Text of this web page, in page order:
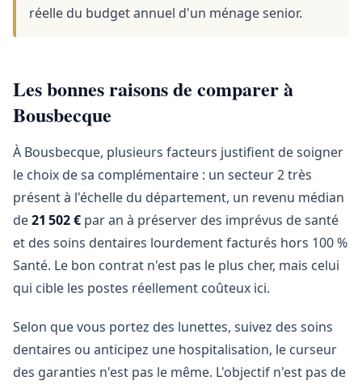
réelle du budget annuel d'un ménage senior.
Les bonnes raisons de comparer à
Bousbecque
À Bousbecque, plusieurs facteurs justifient de soigner
le choix de sa complémentaire : un secteur 2 très
présent à l'échelle du département, un revenu médian
de21 502 € par an à préserver des imprévus de santé
et des soins dentaires lourdement facturés hors 100 %
Santé. Le bon contrat n'est pas le plus cher, mais celui
qui cible les postes réellement coûteux ici.
Selon que vous portez des lunettes, suivez des soins
dentaires ou anticipez une hospitalisation, le curseur
des garanties n'est pas le même. L'objectif n'est pas de